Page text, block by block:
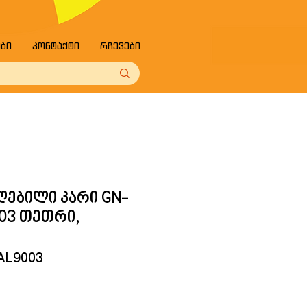
კონტაქტი რჩევები
კარი GN-
თეთრი,